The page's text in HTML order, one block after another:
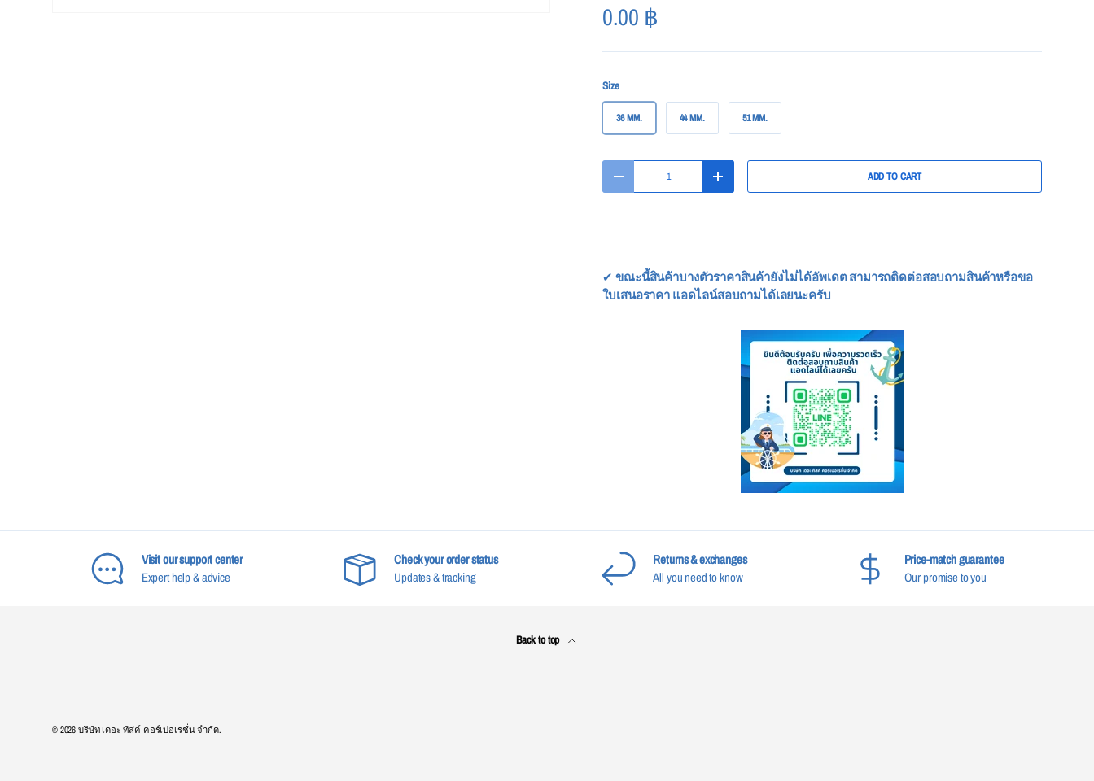
0.00 ฿
Size
36 MM. 44 MM. 51 MM.
- + ADD TO CART
✔ขณะนี้สินค้าบางตัวราคาสินค้ายังไม่ได้อัพเดต สามารถติดต่อสอบถามสินค้าหรือขอ
ใบเสนอราคา แอดไลน์สอบถามได้เลยนะครับ
Visit our support center
Expert help & advice
Check your order status
Updates & tracking
Returns & exchanges
All you need to know
Price-match guarantee
Our promise to you
Back to top
© 2026บริษัท เดอะ ทัสค์ คอร์เปอเรชั่น จำกัด.